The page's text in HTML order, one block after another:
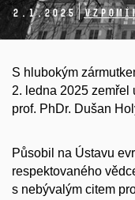
2.1.2025
S hlubokým
2. ledna 2025 zemřel
prof. PhDr. Dušan
Působil na Ústavu
respektovaného
s nebývalým citem